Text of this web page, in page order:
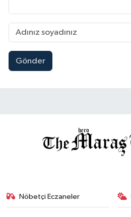
Gönder
Nöbetçi Eczaneler